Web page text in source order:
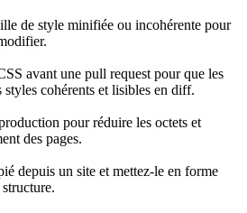
de style minifiée ou incohérente pour
avant une pull request pour que les
styles cohérents et lisibles en diff.
pour réduire les octets et
des pages.
depuis un site et mettez-le en forme